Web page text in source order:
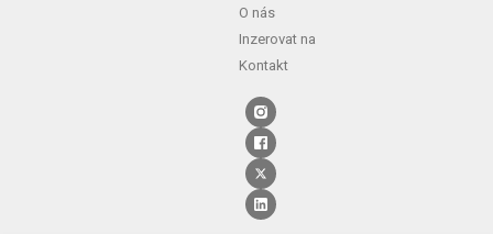
O nás
Inzerovat na
Kontakt